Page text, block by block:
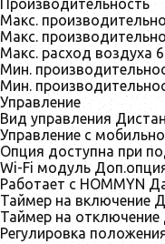
Производительность
Макс.
Макс.
Макс. расход воздуха
Мин.
Мин.
Управление
Вид управления
Управление c
Опция доступна при
Wi-Fi модуль
Работает с HOMMYN
Таймер на включение
Таймер на отключение
Регулировка